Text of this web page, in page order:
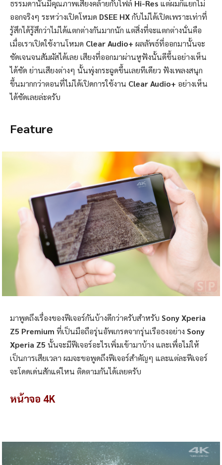
ธรรมดานั้นมีคุณภาพเสียงคล้ายกับไฟล์ Hi-Res แต่ผมก็แยกไม่
ออกจริงๆ ระหว่างเปิดโหมด DSEE HXกับไม่ได้เปิดเพราะเท่าที่
รู้สึกได้รู้สึกว่าไม่ได้แตกต่างกันมากนัก แต่สิ่งที่จะแตกต่างนั่นคือ
เมื่อเราเปิดใช้งานโหมด Clear Audio+ ผลลัพธ์ที่ออกมานั้นจะ
ชัดเจนจนสัมผัสได้เลย เสียงที่ออกมาผ่านหูฟังนั้นดีขึ้นอย่างเห็น
ได้ชัด ย่านเสียงต่างๆ นั้นพุ่งกระฉูดขึ้นเลยทีเดียว ฟังเพลงสนุก
ขึ้นมากกว่าตอนที่ไม่ได้เปิดการใช้งาน Clear Audio+ อย่างเห็น
ได้ชัดเลยล่ะครับ
Feature
มาพูดถึงเรื่องของฟีเจอร์กันบ้างดีกว่าครับสำหรับ Sony Xperia
Z5 Premium ที่เป็นมือถือรุ่นอัพเกรดจากรุ่นเรือธงอย่าง Sony
Xperia Z5 นั้นจะมีฟีเจอร์อะไรเพิ่มเข้ามาบ้าง และเพื่อไม่ให้
เป็นการเสียเวลา ผมจะขอพูดถึงฟีเจอร์สำคัญๆ และแต่ละฟีเจอร์
จะโดดเด่นสักแค่ไหน ติดตามกันได้เลยครับ
หน้าจอ 4K